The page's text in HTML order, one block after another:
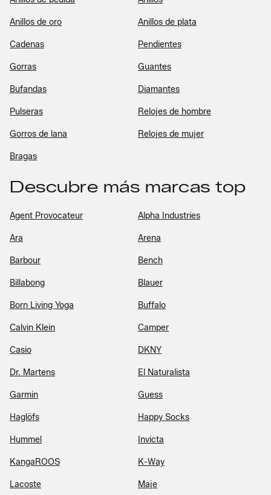
Anillos de oro Anillos de plata
Cadenas Pendientes
Gorras Guantes
Bufandas Diamantes
Pulseras Relojes de hombre
Gorros de lana Relojes de mujer
Bragas
Descubre más marcas top
Agent Provocateur Alpha Industries
Ara Arena
Barbour Bench
Billabong Blauer
Born Living Yoga Buffalo
Calvin Klein Camper
Casio DKNY
Dr. Martens El Naturalista
Garmin Guess
Haglöfs Happy Socks
Hummel Invicta
KangaROOS K-Way
Lacoste Maje